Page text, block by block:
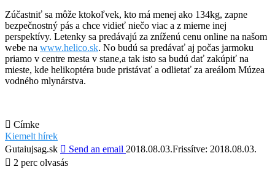
Zúčastniť sa môže ktokoľvek, kto má menej ako 134kg, zapne
bezpečnostný pás a chce vidieť niečo viac a z mierne inej
perspektívy. Letenky sa predávajú za zníženú cenu online na našom
webe na www.helico.sk. No budú sa predávať aj počas jarmoku
priamo v centre mesta v stane,a tak isto sa budú dať zakúpiť na
mieste, kde helikoptéra bude pristávať a odlietať za areálom Múzea
vodného mlynárstva.
Címke
Kiemelt hírek
Gutaiujsag.sk
Send an email 2018.08.03.Frissítve: 2018.08.03.
2 perc olvasás